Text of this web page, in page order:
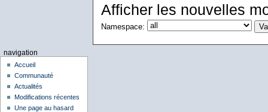
Afficher les nouvelles
Namespace:
navigation
Accueil
Communauté
Actualités
Modifications récentes
Une page au hasard